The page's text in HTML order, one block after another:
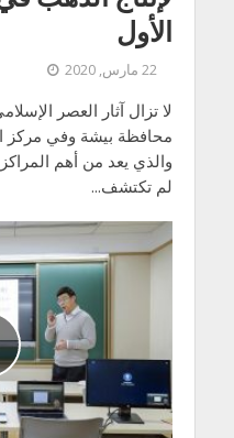
الأول
22 مارس, 2020
لا تزال آثار العصر
محافظة بيشة وفي مركز
والذي يعد من أهم
لم تكتشف...